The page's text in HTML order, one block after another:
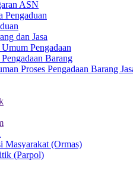
ASN
Pengaduan
dan Jasa
Pengadaan
Barang
Proses Pengadaan Barang
Masyarakat (Ormas)
(Parpol)